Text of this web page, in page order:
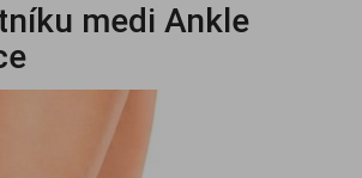
medi Ankle